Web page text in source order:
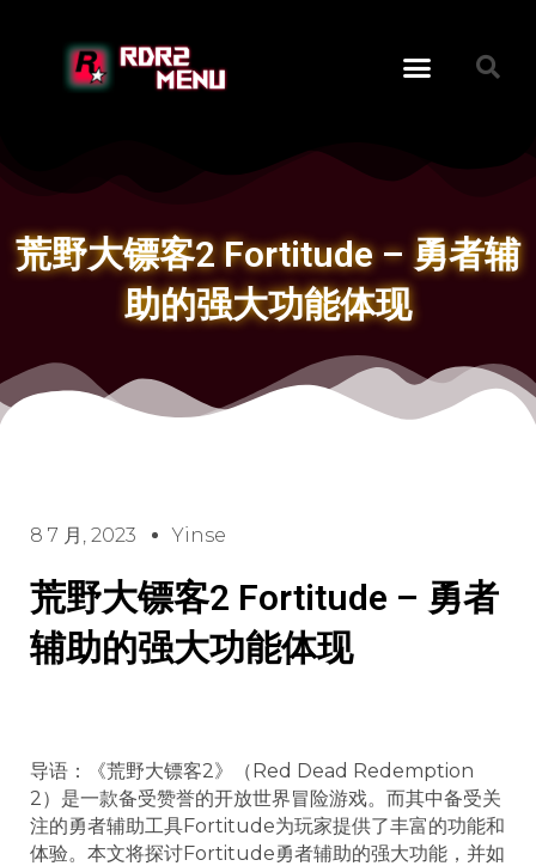
荒野大镖客2 Fortitude – 勇者辅
助的强大功能体现
8 7 月, 2023 Yinse
荒野大镖客2 Fortitude – 勇者
辅助的强大功能体现
导语：《荒野大镖客2》（Red Dead Redemption
2）是一款备受赞誉的开放世界冒险游戏。而其中备受关
注的勇者辅助工具Fortitude为玩家提供了丰富的功能和
体验。本文将探讨Fortitude勇者辅助的强大功能，并如